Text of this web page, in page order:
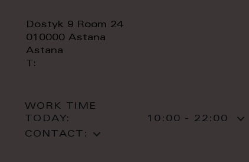
Dostyk 9 Room 24
010000 Astana
Astana
T:
WORK TIME
TODAY:
10:00 - 22:00
CONTACT: